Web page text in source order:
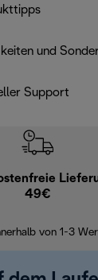
und
Support
49€
von 1-3